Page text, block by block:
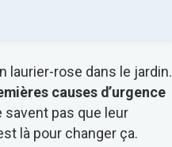
laurier-rose dans le jardin.
causes d’urgence
savent pas que leur
là pour changer ça.